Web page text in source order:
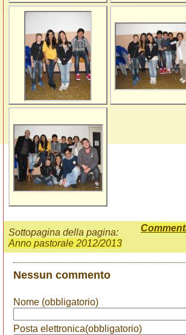
Sottopagina della pagina:
Anno pastorale 2012/2013
Nessun commento
Nome (obbligatorio)
Posta elettronica(obbligatorio)